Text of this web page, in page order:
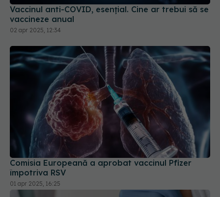
Vaccinul anti-COVID, esențial. Cine ar trebui să se
vaccineze anual
02 apr 2025, 12:34
Comisia Europeană a aprobat vaccinul Pfizer
împotriva RSV
01 apr 2025, 16:25